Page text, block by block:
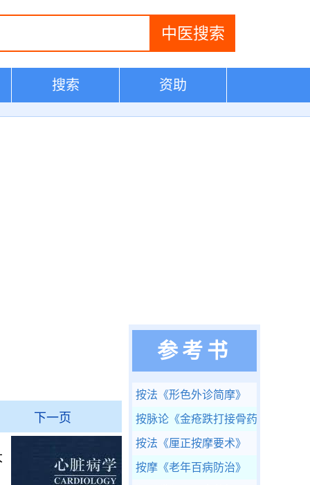
搜索 资助
下一页
参考书
按法 《形色外诊简摩》
按脉论 《金疮跌打接骨药性秘书》
按法 《厘正按摩要术》
按摩 《老年百病防治》